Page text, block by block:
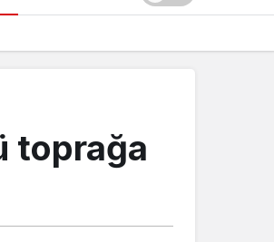
toprağa